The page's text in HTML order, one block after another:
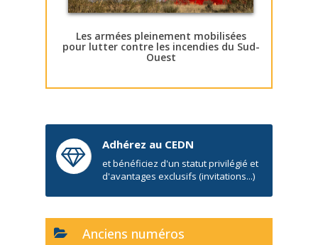
Les armées pleinement mobilisées
pour lutter contre les incendies du Sud-
Ouest
Adhérez au CEDN
et bénéficiez d'un statut privilégié et
d'avantages exclusifs (invitations...)
Anciens numéros